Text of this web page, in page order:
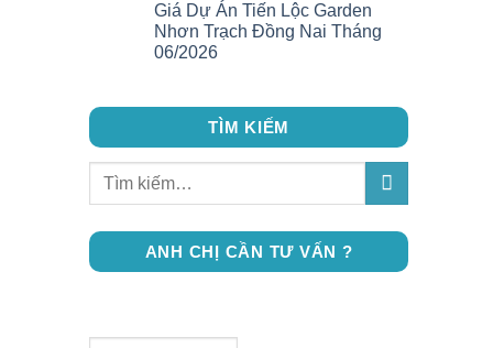
Giá Dự Án Tiến Lộc Garden
Nhơn Trạch Đồng Nai Tháng
06/2026
TÌM KIẾM
ANH CHỊ CẦN TƯ VẤN ?